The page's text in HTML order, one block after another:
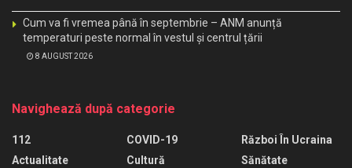
Cum va fi vremea până în septembrie – ANM anunță
temperaturi peste normal în vestul și centrul țării
8 AUGUST 2026
Navighează după categorie
112
Actualitate
COVID-19
Cultură
Război În Ucraina
Sănătate